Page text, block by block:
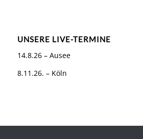
UNSERE LIVE-TERMINE
14.8.26 – Ausee
8.11.26. – Köln